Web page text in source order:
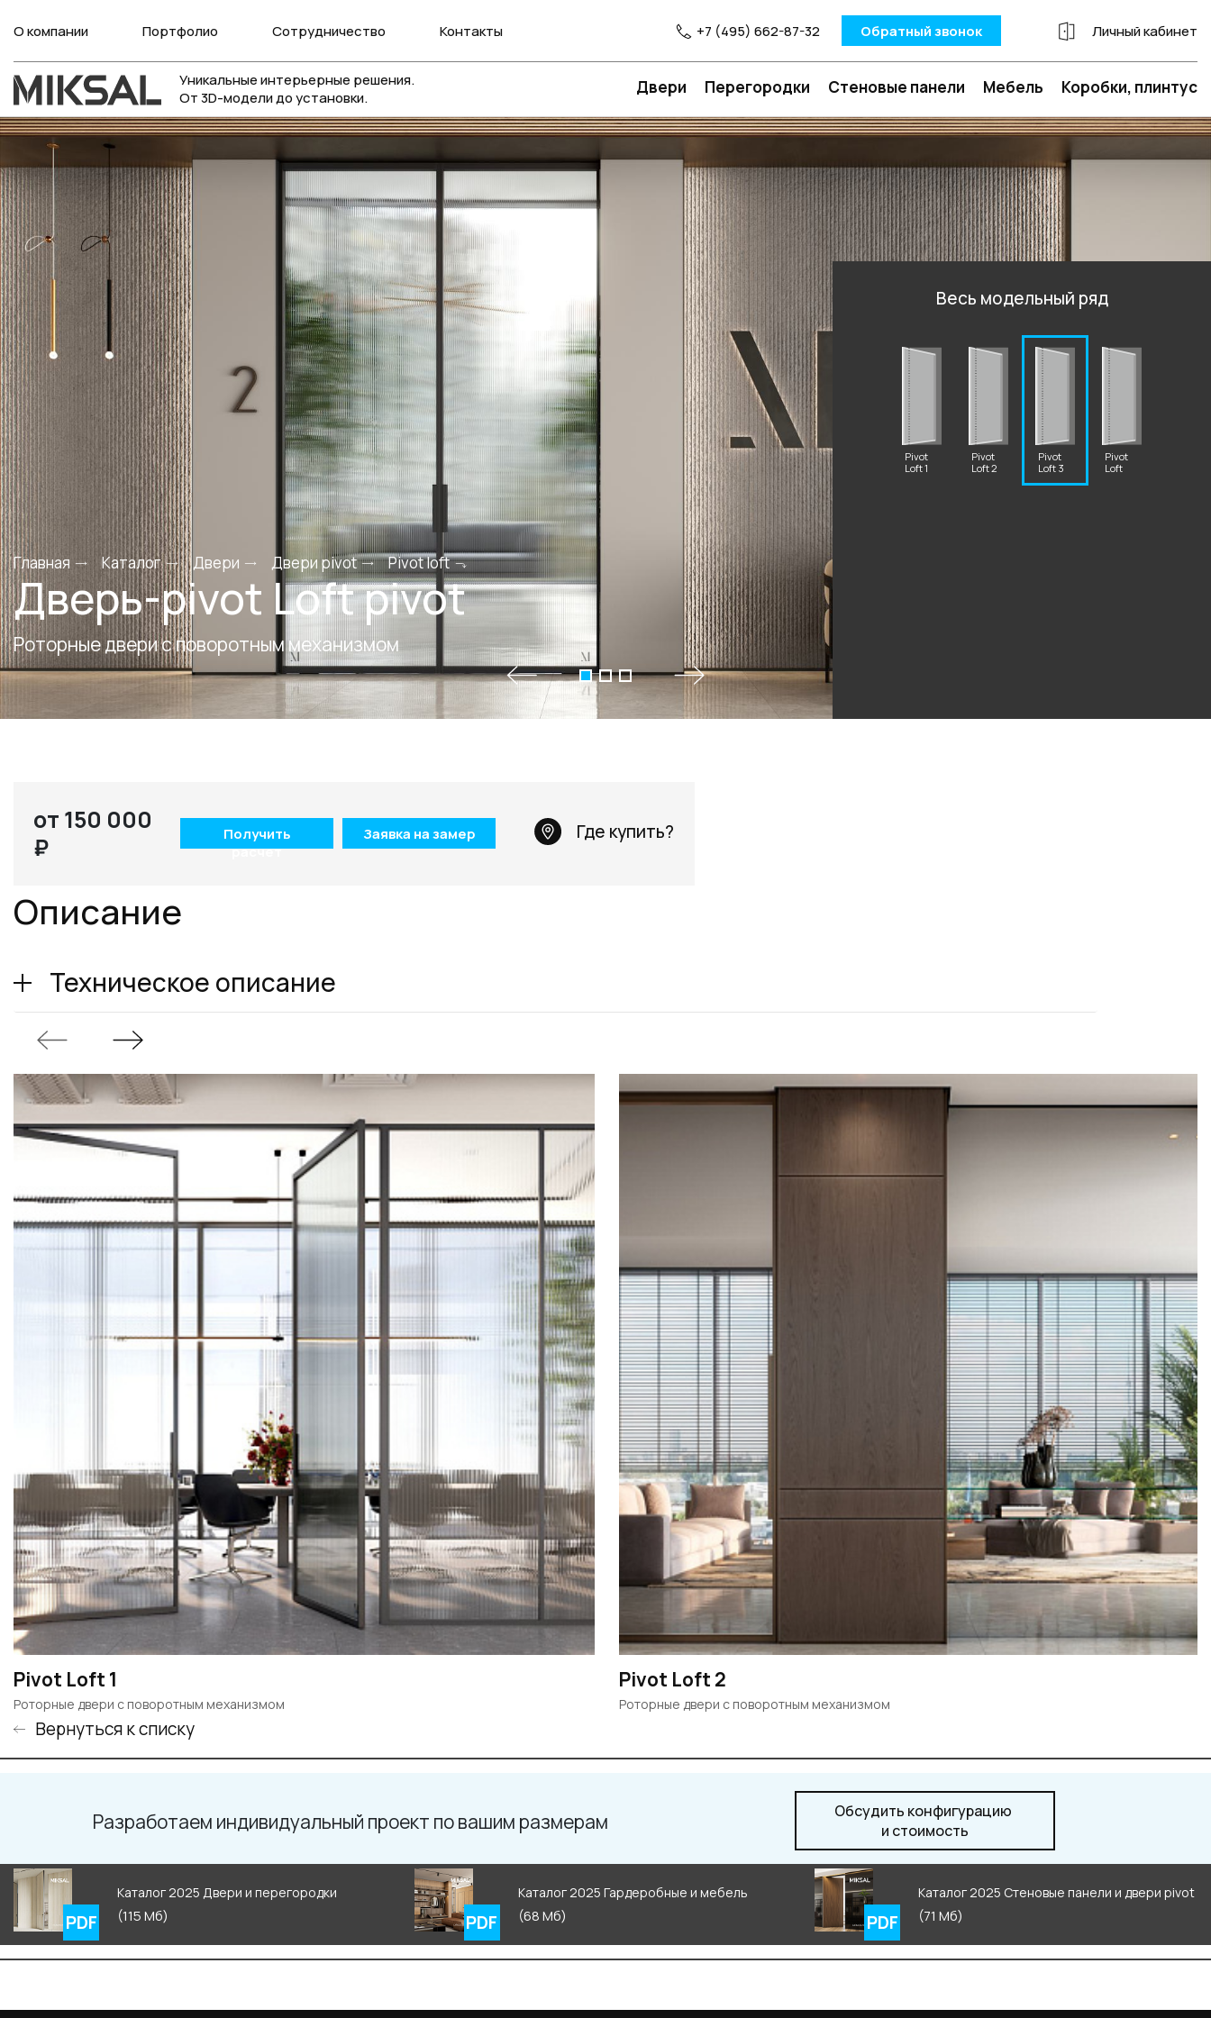
О компании Портфолио Сотрудничество Контакты +7 (495) 662-87-32 Обратный звонок Личный кабинет
Уникальные интерьерные решения.
От 3D-модели до установки.
Двери Перегородки Стеновые панели Мебель Коробки, плинтус
Главная Каталог Двери Двери pivot Pivot loft
Дверь-pivot Loft pivot
Роторные двери c поворотным механизмом
Весь модельный ряд
Pivot
Loft 1
Pivot
Loft 2
Pivot
Loft 3
Pivot
Loft
от 150 000
₽
Получить
расчет
Заявка на замер Где купить?
Описание
Техническое описание
Pivot Loft 1
Роторные двери c поворотным механизмом
Pivot Loft 2
Роторные двери c поворотным механизмом
Вернуться к списку
Разработаем индивидуальный проект по вашим размерам
Обсудить конфигурацию
и стоимость
Каталог 2025 Двери и перегородки
(115 Мб)
Каталог 2025 Гардеробные и мебель
(68 Мб)
Каталог 2025 Стеновые панели и двери pivot
(71 Мб)
+7 495 662 87 32
salon@miksal.ru
Белорусская
г. Москва, ул. Бутырский Вал, д. 32
Телефон: +7 495 662-87-32